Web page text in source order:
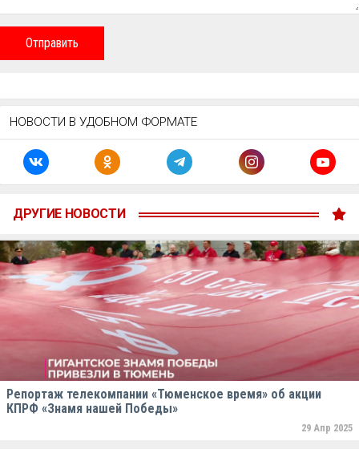
Отправить
НОВОСТИ В УДОБНОМ ФОРМАТЕ
ДРУГИЕ НОВОСТИ
Репортаж телекомпании «Тюменское время» об акции
КПРФ «Знамя нашей Победы»
29 Апр 2025